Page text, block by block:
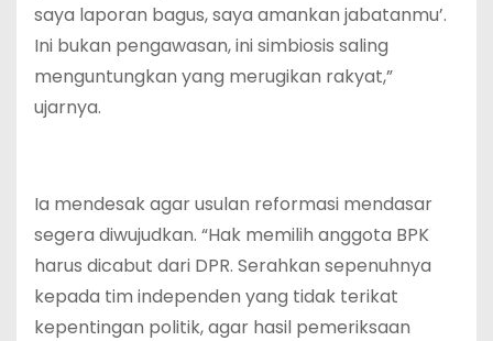
saya laporan bagus, saya amankan jabatanmu’.
Ini bukan pengawasan, ini simbiosis saling
menguntungkan yang merugikan rakyat,”
ujarnya.
Ia mendesak agar usulan reformasi mendasar
segera diwujudkan. “Hak memilih anggota BPK
harus dicabut dari DPR. Serahkan sepenuhnya
kepada tim independen yang tidak terikat
kepentingan politik, agar hasil pemeriksaan